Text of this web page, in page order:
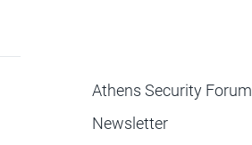
Athens Security Forum
Newsletter